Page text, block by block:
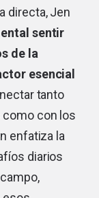
directa, Jen
sentir
de la
esencial
tanto
con los
enfatiza la
diarios